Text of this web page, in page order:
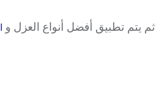
يتم تطبيق أفضل أنواع العزل و